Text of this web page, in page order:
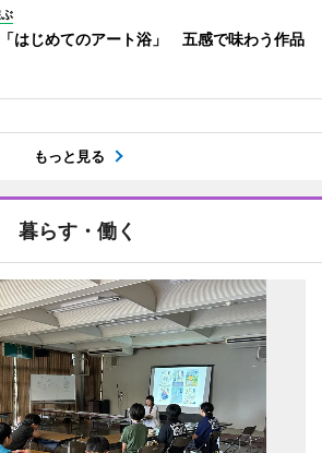
はじめてのアート浴」 五感で味わう作品
もっと見る
暮らす・働く